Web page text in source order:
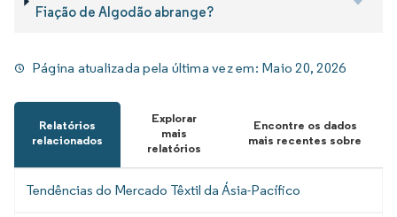
Fiação de Algodão abrange?
Página atualizada pela última vez em: Maio 20, 2026
Relatórios
relacionados
Explorar
mais
relatórios
Encontre os dados
mais recentes sobre
Tendências do Mercado Têxtil da Ásia-Pacífico